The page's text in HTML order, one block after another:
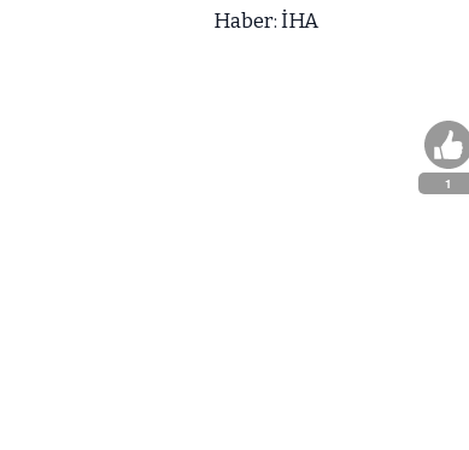
Haber: İHA
1